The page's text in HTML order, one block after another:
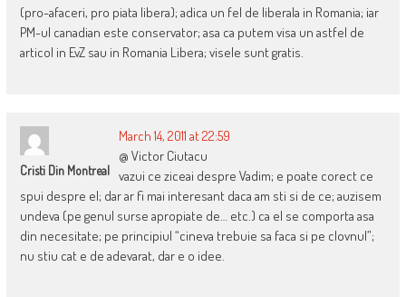
(pro-afaceri, pro piata libera); adica un fel de liberala in Romania; iar
PM-ul canadian este conservator; asa ca putem visa un astfel de
articol in EvZ sau in Romania Libera; visele sunt gratis.
Cristi Din Montreal
March 14, 2011 at 22:59
@ Victor Ciutacu
vazui ce ziceai despre Vadim; e poate corect ce
spui despre el; dar ar fi mai interesant daca am sti si de ce; auzisem
undeva (pe genul surse apropiate de… etc.) ca el se comporta asa
din necesitate; pe principiul “cineva trebuie sa faca si pe clovnul”;
nu stiu cat e de adevarat, dar e o idee.